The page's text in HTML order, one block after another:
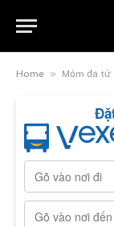
Home » Mỏm đá tử